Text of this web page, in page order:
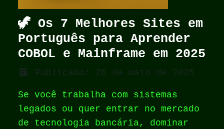
🦖 Os 7 Melhores Sites em
Português para Aprender
COBOL e Mainframe em 2025
Detalhes
Publicado: 26 de maio de 2025
Se você trabalha com sistemas
legados ou quer entrar no mercado
de tecnologia bancária, dominar